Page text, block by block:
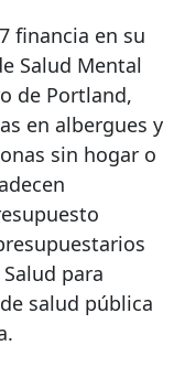
financia en su
Salud Mental
de Portland,
en albergues y
sin hogar o
para
salud pública